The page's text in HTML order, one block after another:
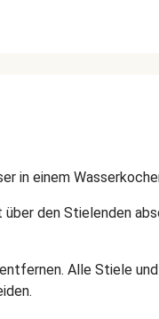
in einem
den Stielenden
Alle Stiele